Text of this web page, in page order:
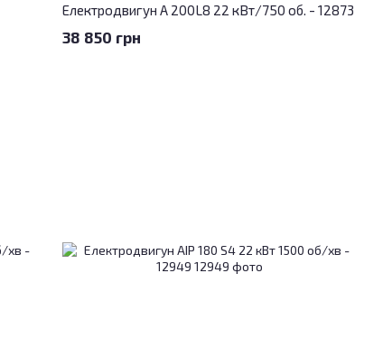
Електродвигун А 200L8 22 кВт/750 об. - 12873
38 850 грн